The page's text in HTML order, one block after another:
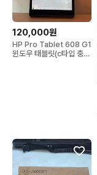
120,000원
HP Pro Tablet 608 G1
윈도우 태블릿(c타입 충